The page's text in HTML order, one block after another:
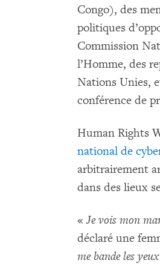
Congo), des
politiques
Commission
l’Homme, des
Nations Unies,
conférence de
Human Rights
national de
arbitrairement
dans des lieux
«Je vois mon
déclaré une
me bande les